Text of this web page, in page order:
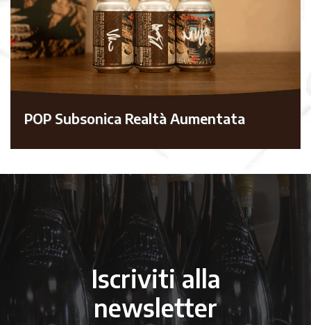
POP Subsonica Realtà Aumentata
Iscriviti alla
newsletter